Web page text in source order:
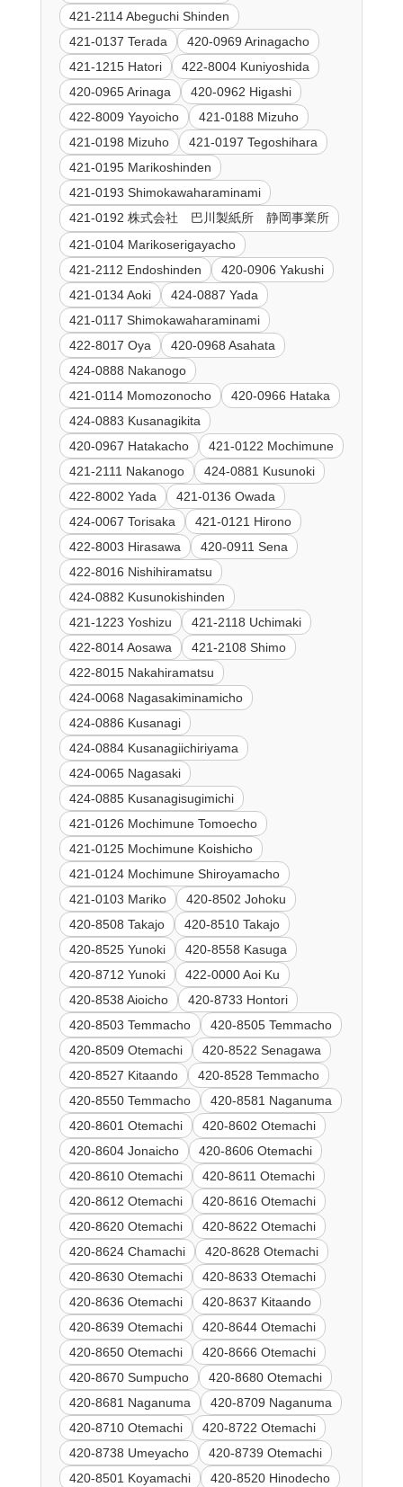
421-2114 Abeguchi Shinden
421-0137 Terada
420-0969 Arinagacho
421-1215 Hatori
422-8004 Kuniyoshida
420-0965 Arinaga
420-0962 Higashi
422-8009 Yayoicho
421-0188 Mizuho
421-0198 Mizuho
421-0197 Tegoshihara
421-0195 Marikoshinden
421-0193 Shimokawaharaminami
421-0192 株式会社 巴川製紙所 静岡事業所
421-0104 Marikoserigayacho
421-2112 Endoshinden
420-0906 Yakushi
421-0134 Aoki
424-0887 Yada
421-0117 Shimokawaharaminami
422-8017 Oya
420-0968 Asahata
424-0888 Nakanogo
421-0114 Momozonocho
420-0966 Hataka
424-0883 Kusanagikita
420-0967 Hatakacho
421-0122 Mochimune
421-2111 Nakanogo
424-0881 Kusunoki
422-8002 Yada
421-0136 Owada
424-0067 Torisaka
421-0121 Hirono
422-8003 Hirasawa
420-0911 Sena
422-8016 Nishihiramatsu
424-0882 Kusunokishinden
421-1223 Yoshizu
421-2118 Uchimaki
422-8014 Aosawa
421-2108 Shimo
422-8015 Nakahiramatsu
424-0068 Nagasakiminamicho
424-0886 Kusanagi
424-0884 Kusanagiichiriyama
424-0065 Nagasaki
424-0885 Kusanagisugimichi
421-0126 Mochimune Tomoecho
421-0125 Mochimune Koishicho
421-0124 Mochimune Shiroyamacho
421-0103 Mariko
420-8502 Johoku
420-8508 Takajo
420-8510 Takajo
420-8525 Yunoki
420-8558 Kasuga
420-8712 Yunoki
422-0000 Aoi Ku
420-8538 Aioicho
420-8733 Hontori
420-8503 Temmacho
420-8505 Temmacho
420-8509 Otemachi
420-8522 Senagawa
420-8527 Kitaando
420-8528 Temmacho
420-8550 Temmacho
420-8581 Naganuma
420-8601 Otemachi
420-8602 Otemachi
420-8604 Jonaicho
420-8606 Otemachi
420-8610 Otemachi
420-8611 Otemachi
420-8612 Otemachi
420-8616 Otemachi
420-8620 Otemachi
420-8622 Otemachi
420-8624 Chamachi
420-8628 Otemachi
420-8630 Otemachi
420-8633 Otemachi
420-8636 Otemachi
420-8637 Kitaando
420-8639 Otemachi
420-8644 Otemachi
420-8650 Otemachi
420-8666 Otemachi
420-8670 Sumpucho
420-8680 Otemachi
420-8681 Naganuma
420-8709 Naganuma
420-8710 Otemachi
420-8722 Otemachi
420-8738 Umeyacho
420-8739 Otemachi
420-8501 Koyamachi
420-8520 Hinodecho